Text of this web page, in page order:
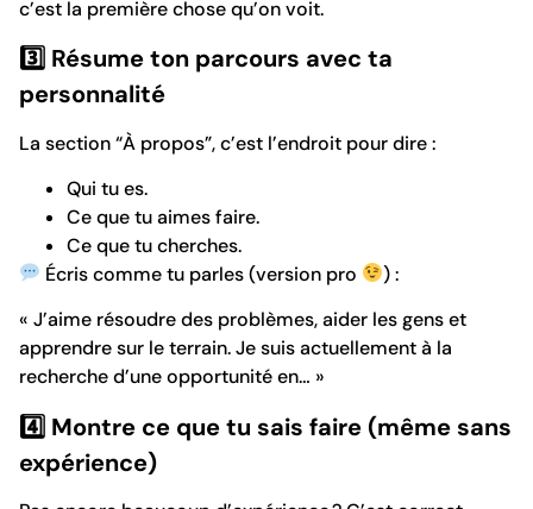
c’est la première chose qu’on voit.
3️ ⃣ Résume ton parcours avec ta
personnalité
La section “À propos”, c’est l’endroit pour dire :
Qui tu es.
Ce que tu aimes faire.
Ce que tu cherches.
Écris comme tu parles (version pro
) :
« J’aime résoudre des problèmes, aider les gens et
apprendre sur le terrain. Je suis actuellement à la
recherche d’une opportunité en… »
4️ ⃣ Montre ce que tu sais faire (même sans
expérience)